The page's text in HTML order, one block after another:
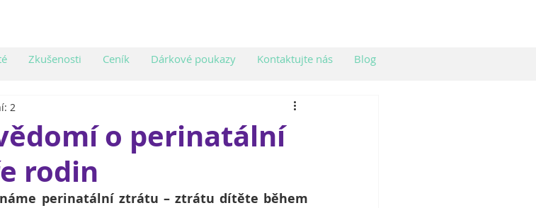
Zkušenosti Ceník Dárkové poukazy Kontaktujte nás Blog
o perinatální
rodin
2
perinatální ztrátu – ztrátu dítěte během